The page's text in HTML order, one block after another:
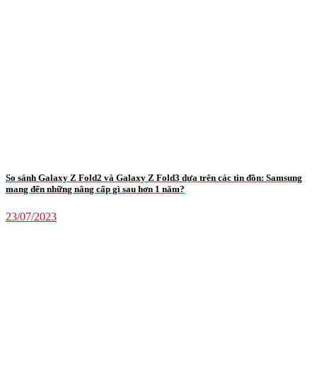
So sánh Galaxy Z Fold2 và Galaxy Z Fold3 dựa trên các tin đồn: Samsung
mang đến những nâng cấp gì sau hơn 1 năm?
23/07/2023